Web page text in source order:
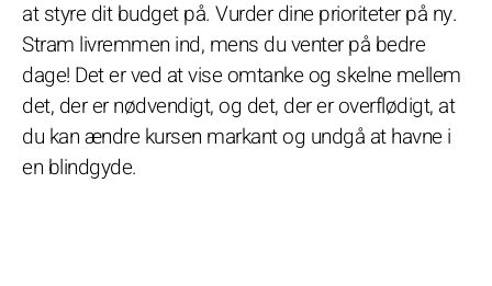
at styre dit budget på. Vurder dine prioriteter på ny.
Stram livremmen ind, mens du venter på bedre
dage! Det er ved at vise omtanke og skelne mellem
det, der er nødvendigt, og det, der er overflødigt, at
du kan ændre kursen markant og undgå at havne i
en blindgyde.